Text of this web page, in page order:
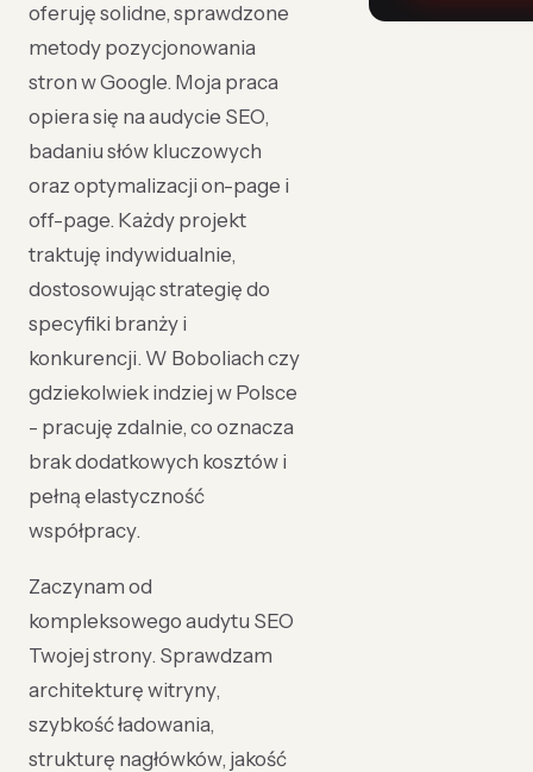
oferuję solidne, sprawdzone
metody pozycjonowania
stron w Google. Moja praca
opiera się na audycie SEO,
badaniu słów kluczowych
oraz optymalizacji on-page i
off-page. Każdy projekt
traktuję indywidualnie,
dostosowując strategię do
specyfiki branży i
konkurencji. W Boboliach czy
gdziekolwiek indziej w Polsce
- pracuję zdalnie, co oznacza
brak dodatkowych kosztów i
pełną elastyczność
współpracy.
Zaczynam od
kompleksowego audytu SEO
Twojej strony. Sprawdzam
architekturę witryny,
szybkość ładowania,
strukturę nagłówków, jakość